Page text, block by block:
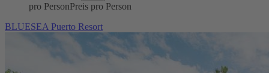
pro PersonPreis pro Person
BLUESEA Puerto Resort